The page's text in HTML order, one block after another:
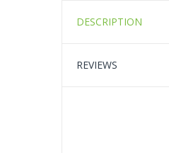
DESCRIPTION
REVIEWS